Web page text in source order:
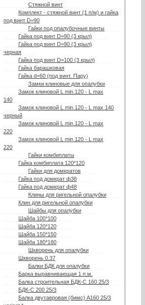
Стяжной винт
Комплект - стяжной винт (1 п/м) и гайка
под винт D=90
Гайки под опалубочные винты
Гайка под винт D=90 (3 крыл)
Гайка под винт D=90 (3 крыл)
черная
Гайка под винт D=100 (3 крыл)
Гайка барашковая
Гайка d=60 (под винт. Пару)
Замки клиновые для опалубки
Замок клиновой L min 120 - L max
140
Замок клиновой L min 120 - L max 140
черный
Замок клиновой L min 120 - L max
220
Замок клиновой L min 120 - L max
220
Гайки комбиплаты
Гайка комбиплата 120*120
Гайки для домкратов
Гайка под домкрат ф38
Гайка под домкрат ф48
Клины для ригельной опалубки
Клин для ригельной опалубки
Шайбы для опалубки
Шайба 100*100
Шайба 120*120
Шайба 150*150
Шайба 180*180
Шкворень для опалубки
Шкворень 0.37
Балки БДК для опалубки
Барка выравнивающая 1 п.м.
Балка строительная БДК-С 160 25/3
БДК-С 200 25/3
Балка двутавровая (бимс) А160 25/3